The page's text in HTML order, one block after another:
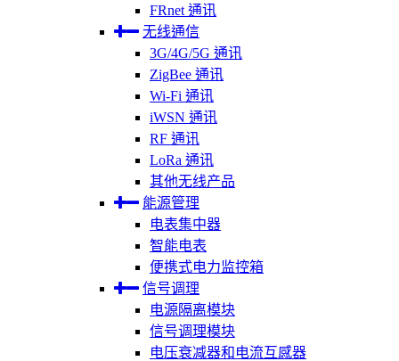
FRnet 通讯
无线通信
3G/4G/5G 通讯
ZigBee 通讯
Wi-Fi 通讯
iWSN 通讯
RF 通讯
LoRa 通讯
其他无线产品
能源管理
电表集中器
智能电表
便携式电力监控箱
信号调理
电源隔离模块
信号调理模块
电压衰减器和电流互感器